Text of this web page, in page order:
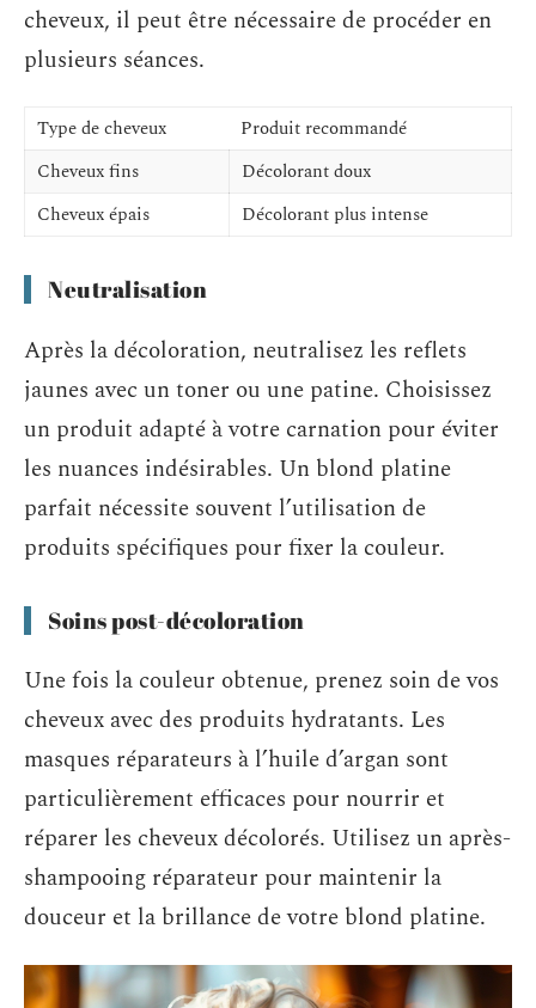
cheveux, il peut être nécessaire de procéder en
plusieurs séances.
Type de cheveux
Produit recommandé
Cheveux fins
Décolorant doux
Cheveux épais
Décolorant plus intense
Neutralisation
Après la décoloration, neutralisez les reflets
jaunes avec un toner ou une patine. Choisissez
un produit adapté à votre carnation pour éviter
les nuances indésirables. Un blond platine
parfait nécessite souvent l’utilisation de
produits spécifiques pour fixer la couleur.
Soins post-décoloration
Une fois la couleur obtenue, prenez soin de vos
cheveux avec des produits hydratants. Les
masques réparateurs à l’huile d’argan sont
particulièrement efficaces pour nourrir et
réparer les cheveux décolorés. Utilisez un après-
shampooing réparateur pour maintenir la
douceur et la brillance de votre blond platine.